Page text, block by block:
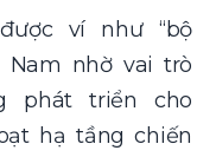
ví như “bộ
Nam nhờ vai trò
phát triển cho
hạ tầng chiến